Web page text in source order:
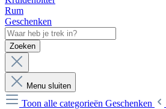
Rum
Geschenken
Zoeken
Menu sluiten
Toon alle categorieën Geschenken